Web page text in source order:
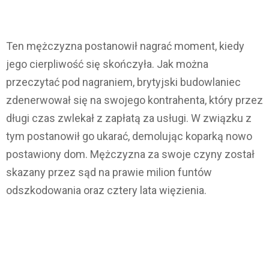
Ten mężczyzna postanowił nagrać moment, kiedy
jego cierpliwość się skończyła. Jak można
przeczytać pod nagraniem, brytyjski budowlaniec
zdenerwował się na swojego kontrahenta, który przez
długi czas zwlekał z zapłatą za usługi. W związku z
tym postanowił go ukarać, demolując koparką nowo
postawiony dom. Mężczyzna za swoje czyny został
skazany przez sąd na prawie milion funtów
odszkodowania oraz cztery lata więzienia.